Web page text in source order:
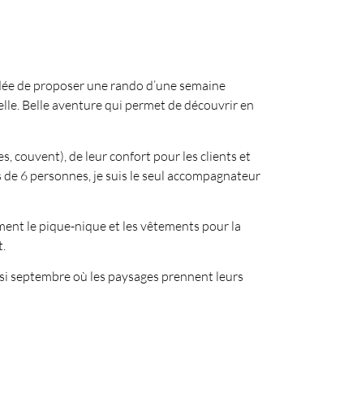
de proposer une rando d’une semaine
Belle aventure qui permet de découvrir en
couvent), de leur confort pour les clients et
6 personnes, je suis le seul accompagnateur
le pique-nique et les vêtements pour la
septembre où les paysages prennent leurs